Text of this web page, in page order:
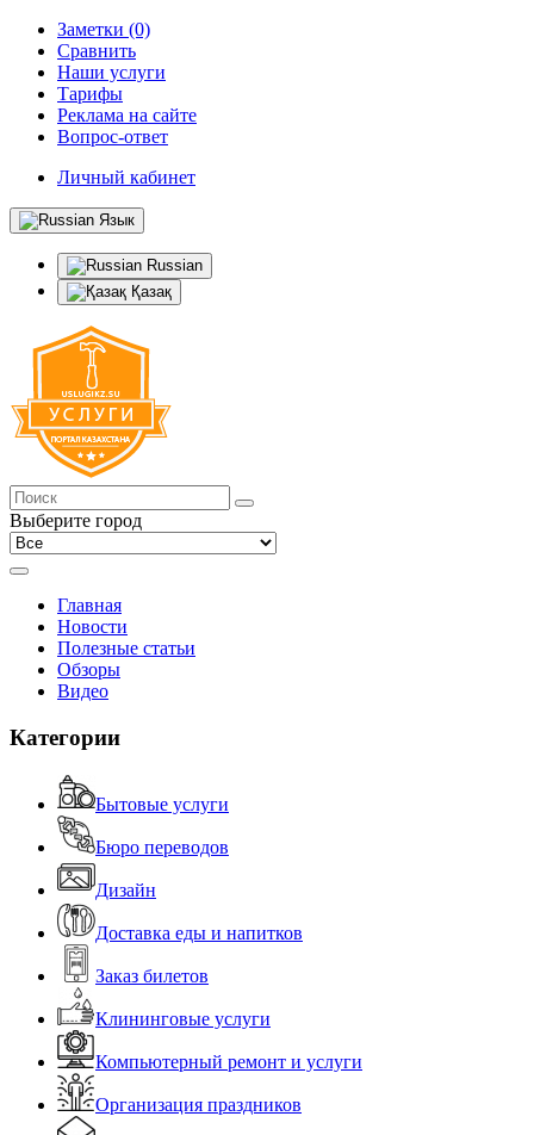
Заметки (0)
Сравнить
Наши услуги
Тарифы
Реклама на сайте
Вопрос-ответ
Личный кабинет
Язык
Russian
Қазақ
Выберите город
Главная
Новости
Полезные статьи
Обзоры
Видео
Категории
Бытовые услуги
Бюро переводов
Дизайн
Доставка еды и напитков
Заказ билетов
Клининговые услуги
Компьютерный ремонт и услуги
Организация праздников